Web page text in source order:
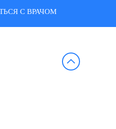
С ВРАЧОМ